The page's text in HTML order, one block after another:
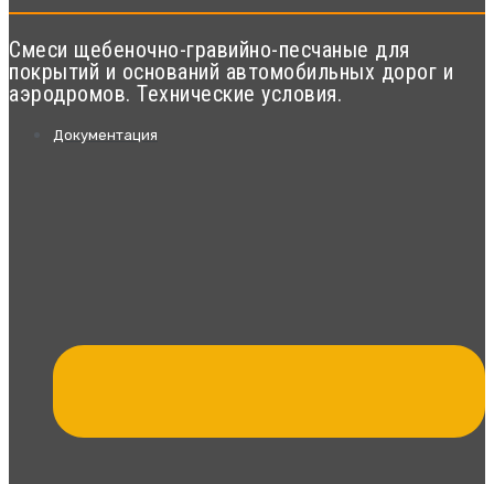
Смеси щебеночно-гравийно-песчаные для
покрытий и оснований автомобильных дорог и
аэродромов. Технические условия.
Документация